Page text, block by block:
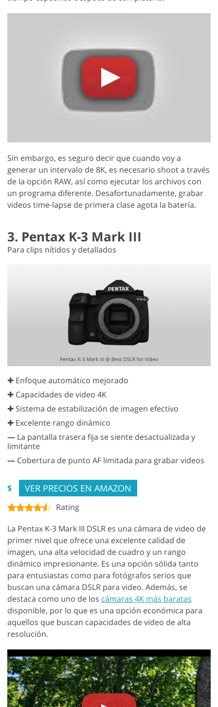
Sin embargo, es seguro decir que cuando voy a
generar un intervalo de 8K, es necesario shoot a través
de la opción RAW, así como ejecutar los archivos con
un programa diferente. Desafortunadamente, grabar
videos time-lapse de primera clase agota la batería.
3. Pentax K-3 Mark III
Para clips nítidos y detallados
✚ Enfoque automático mejorado
✚ Capacidades de video 4K
✚ Sistema de estabilización de imagen efectivo
✚ Excelente rango dinámico
— La pantalla trasera fija se siente desactualizada y
limitante
— Cobertura de punto AF limitada para grabar videos
$ VER PRECIOS EN AMAZON
Rating
La Pentax K-3 Mark III DSLR es una cámara de video de
primer nivel que ofrece una excelente calidad de
imagen, una alta velocidad de cuadro y un rango
dinámico impresionante. Es una opción sólida tanto
para entusiastas como para fotógrafos serios que
buscan una cámara DSLR para video. Además, se
destaca como uno de los cámaras 4K más baratas
disponible, por lo que es una opción económica para
aquellos que buscan capacidades de video de alta
resolución.